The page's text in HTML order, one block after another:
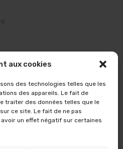
aux cookies
des technologies telles que les
des appareils. Le fait de
traiter des données telles que le
ce site. Le fait de ne pas
un effet négatif sur certaines
:
ne recevant que les
vendredi
14 à 16H